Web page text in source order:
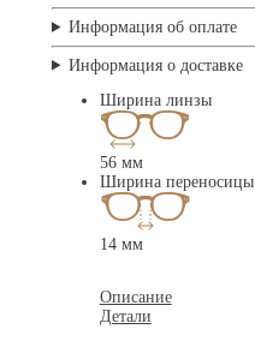
Информация об оплате
Информация о доставке
Ширина линзы
56 мм
Ширина переносицы
14 мм
Описание
Детали